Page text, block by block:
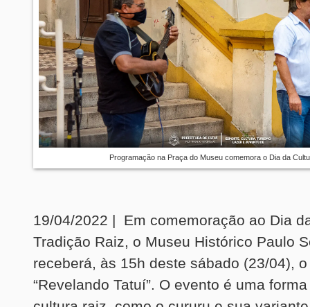
Programação na Praça do Museu comemora o Dia da
19/04/2022 | Em comemoração ao Dia
Tradição Raiz, o Museu Histórico Paulo
receberá, às 15h deste sábado (23/04),
“Revelando Tatuí”. O evento é uma